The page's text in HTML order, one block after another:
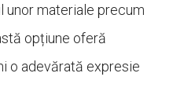
unor materiale precum
opțiune oferă
o adevărată expresie